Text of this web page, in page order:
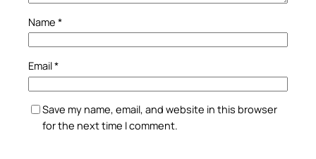
Name *
Email*
Save my name, email, and website in this browser
for the next time I comment.